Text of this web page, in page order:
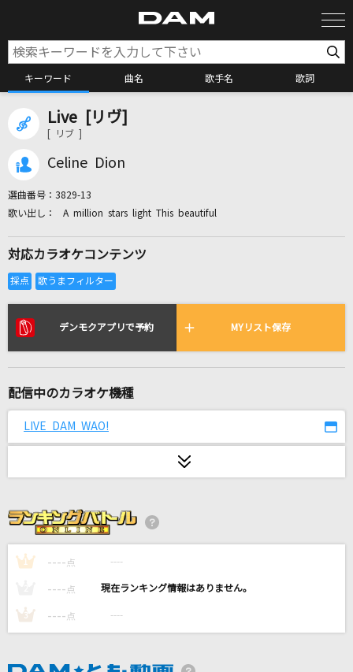
キーワード 曲名 歌手名 歌詞
リアルタイムで歌われている曲の一覧
大きな古時計
[生音]抱いて…
綺麗事
星街すいせい
きゃない
Live [リヴ]
[ リブ ]
Celine Dion
選曲番号： 3829-13
A million stars light This beautiful
対応カラオケコンテンツ
デンモクアプリで予約 MYリスト保存
配信中のカラオケ機種
LIVE DAM WAO!
1 ---- 点 ----
---- 点 ----
3 ---- 点 ----